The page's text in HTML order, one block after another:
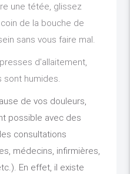
une tétée, glissez
de la bouche de
sans vous faire mal.
d'allaitement,
sont humides.
de vos douleurs,
possible avec des
consultations
médecins, infirmières,
En effet, il existe